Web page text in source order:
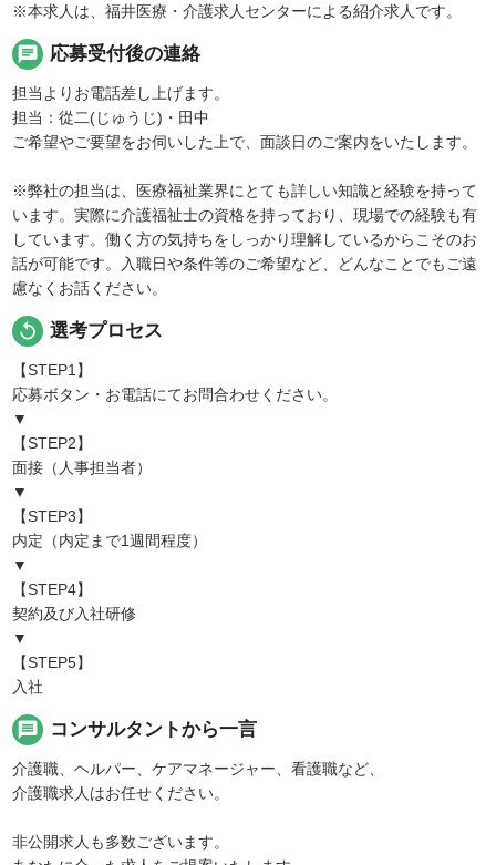
※本求人は、福井医療・介護求人センターによる紹介求人です。
chat 応募受付後の連絡
担当よりお電話差し上げます。
担当：從二(じゅうじ)・田中
ご希望やご要望をお伺いした上で、面談日のご案内をいたします。
※弊社の担当は、医療福祉業界にとても詳しい知識と経験を持って
います。実際に介護福祉士の資格を持っており、現場での経験も有
しています。働く方の気持ちをしっかり理解しているからこそのお
話が可能です。入職日や条件等のご希望など、どんなことでもご遠
慮なくお話ください。
replay 選考プロセス
【STEP1】
応募ボタン・お電話にてお問合わせください。
▼
【STEP2】
面接（人事担当者）
▼
【STEP3】
内定（内定まで1週間程度）
▼
【STEP4】
契約及び入社研修
▼
【STEP5】
入社
message コンサルタントから一言
介護職、ヘルパー、ケアマネージャー、看護職など、
介護職求人はお任せください。
非公開求人も多数ございます。